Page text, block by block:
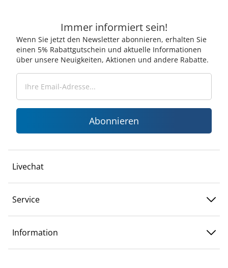
Immer informiert sein!
Wenn Sie jetzt den Newsletter abonnieren, erhalten Sie
einen 5% Rabattgutschein und aktuelle Informationen
über unsere Neuigkeiten, Aktionen und andere Rabatte.
Abonnieren
Livechat
Service
Information